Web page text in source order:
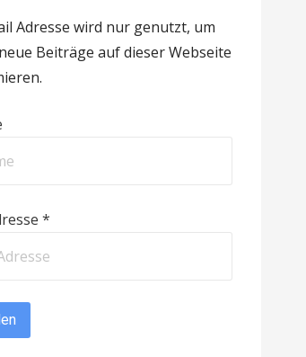
Adresse wird nur genutzt, um
Beiträge auf dieser Webseite
*